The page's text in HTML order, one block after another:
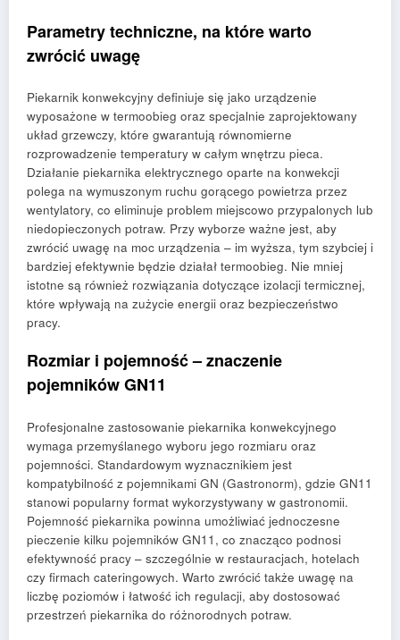
Parametry techniczne, na które warto
zwrócić uwagę
Piekarnik konwekcyjny definiuje się jako urządzenie
wyposażone w termoobieg oraz specjalnie zaprojektowany
układ grzewczy, które gwarantują równomierne
rozprowadzenie temperatury w całym wnętrzu pieca.
Działanie piekarnika elektrycznego oparte na konwekcji
polega na wymuszonym ruchu gorącego powietrza przez
wentylatory, co eliminuje problem miejscowo przypalonych lub
niedopieczonych potraw. Przy wyborze ważne jest, aby
zwrócić uwagę na moc urządzenia – im wyższa, tym szybciej i
bardziej efektywnie będzie działał termoobieg. Nie mniej
istotne są również rozwiązania dotyczące izolacji termicznej,
które wpływają na zużycie energii oraz bezpieczeństwo
pracy.
Rozmiar i pojemność – znaczenie
pojemników GN11
Profesjonalne zastosowanie piekarnika konwekcyjnego
wymaga przemyślanego wyboru jego rozmiaru oraz
pojemności. Standardowym wyznacznikiem jest
kompatybilność z pojemnikami GN (Gastronorm), gdzie GN11
stanowi popularny format wykorzystywany w gastronomii.
Pojemność piekarnika powinna umożliwiać jednoczesne
pieczenie kilku pojemników GN11, co znacząco podnosi
efektywność pracy – szczególnie w restauracjach, hotelach
czy firmach cateringowych. Warto zwrócić także uwagę na
liczbę poziomów i łatwość ich regulacji, aby dostosować
przestrzeń piekarnika do różnorodnych potraw.